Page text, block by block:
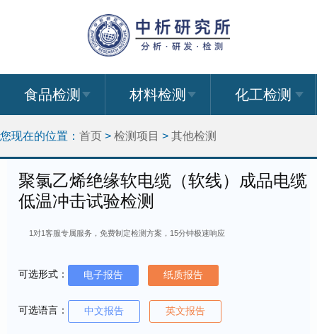
食品检测 材料检测 化工检测
您现在的位置： 首页 > 检测项目 > 其他检测
聚氯乙烯绝缘软电缆（软线）成品电缆
低温冲击试验检测
1对1客服专属服务，免费制定检测方案，15分钟极速响应
可选形式： 电子报告 纸质报告
可选语言： 中文报告 英文报告